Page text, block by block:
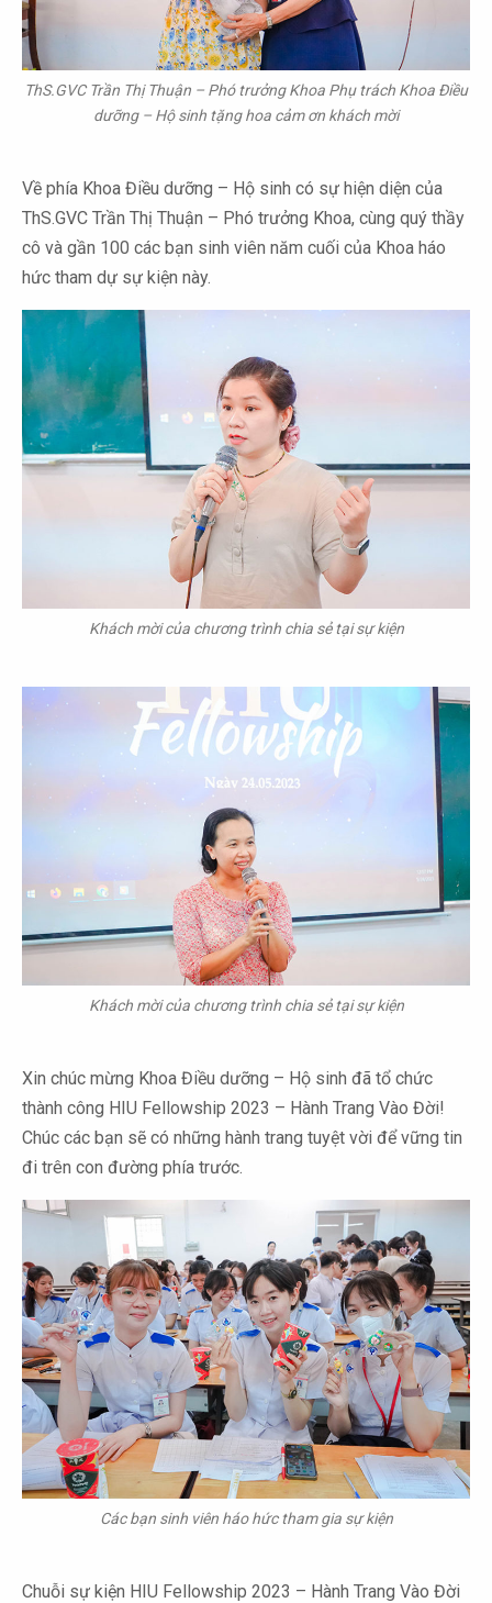
ThS.GVC Trần Thị Thuận – Phó trưởng Khoa Phụ trách Khoa Điều
dưỡng – Hộ sinh tặng hoa cảm ơn khách mời
Về phía Khoa Điều dưỡng – Hộ sinh có sự hiện diện của
ThS.GVC Trần Thị Thuận – Phó trưởng Khoa, cùng quý thầy
cô và gần 100 các bạn sinh viên năm cuối của Khoa háo
hức tham dự sự kiện này.
Khách mời của chương trình chia sẻ tại sự kiện
Khách mời của chương trình chia sẻ tại sự kiện
Xin chúc mừng Khoa Điều dưỡng – Hộ sinh đã tổ chức
thành công HIU Fellowship 2023 – Hành Trang Vào Đời!
Chúc các bạn sẽ có những hành trang tuyệt vời để vững tin
đi trên con đường phía trước.
Các bạn sinh viên háo hức tham gia sự kiện
Chuỗi sự kiện HIU Fellowship 2023 – Hành Trang Vào Đời